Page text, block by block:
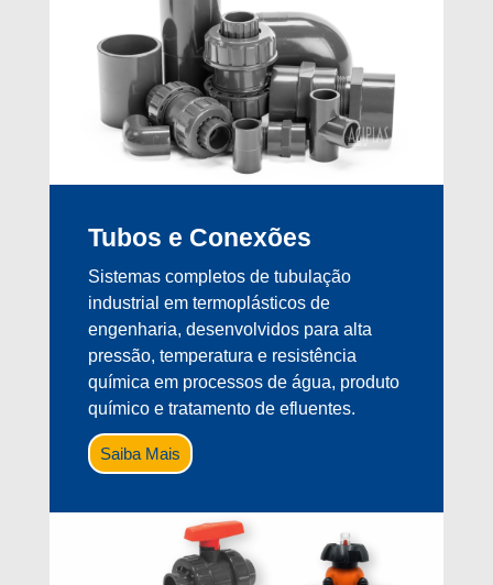
Tubos e Conexões
Sistemas completos de tubulação
industrial em termoplásticos de
engenharia, desenvolvidos para alta
pressão, temperatura e resistência
química em processos de água, produto
químico e tratamento de efluentes.
Saiba Mais